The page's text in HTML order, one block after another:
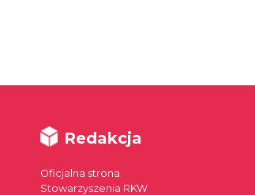
Redakcja
Oficjalna strona
Stowarzyszenia RKW